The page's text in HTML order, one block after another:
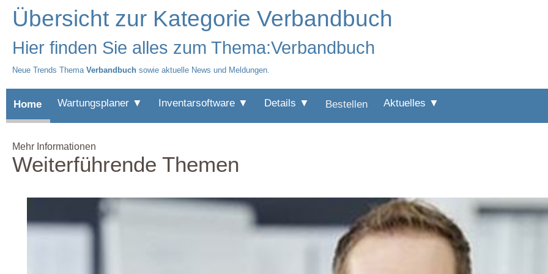
Übersicht zur Kategorie Verbandbuch
Hier finden Sie alles zum Thema:Verbandbuch
Neue Trends Thema Verbandbuch sowie aktuelle News und Meldungen.
Home Wartungsplaner ▼ Inventarsoftware ▼ Details ▼ Bestellen Aktuelles ▼
Mehr Informationen
Weiterführende Themen